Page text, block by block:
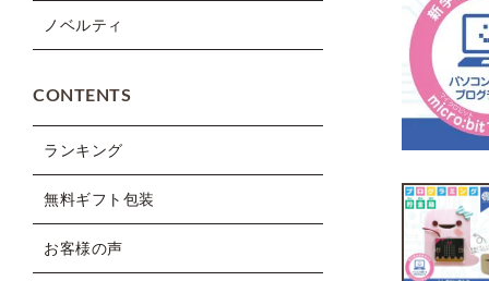
ノベルティ
CONTENTS
ランキング
無料ギフト包装
お客様の声